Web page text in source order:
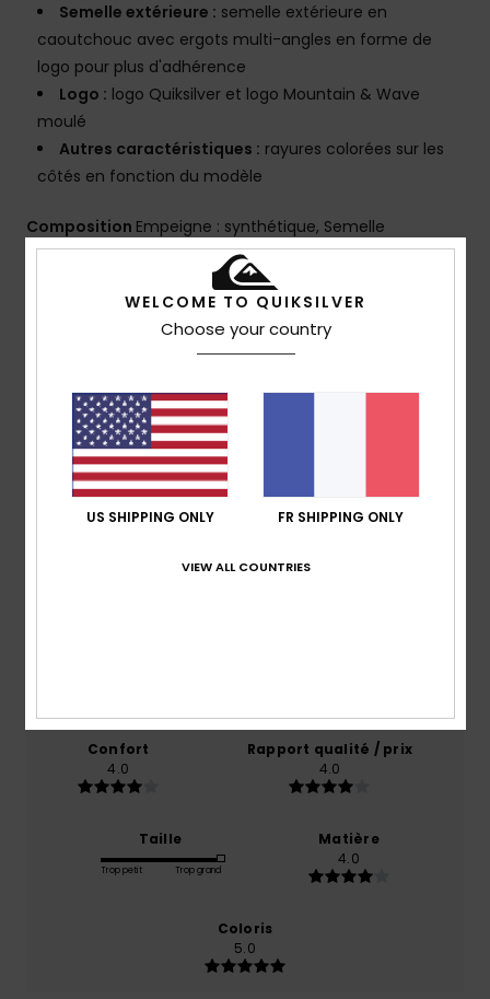
Semelle extérieure : semelle extérieure en
caoutchouc avec ergots multi-angles en forme de
logo pour plus d'adhérence
Logo : logo Quiksilver et logo Mountain & Wave
moulé
Autres caractéristiques : rayures colorées sur les
côtés en fonction du modèle
Composition Empeigne : synthétique, Semelle
extérieure : caoutchouc expansé
Traçabilité du produit (Loi Agec)
Avis clients
4.0
Confort
4.0
Rapport qualité / prix
4.0
Taille
Trop petit Trop grand
Matière
4.0
Coloris
5.0
WELCOME TO QUIKSILVER
Choose your country
US SHIPPING ONLY FR SHIPPING ONLY
VIEW ALL COUNTRIES